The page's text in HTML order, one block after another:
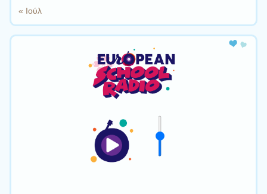
« Ιούλ